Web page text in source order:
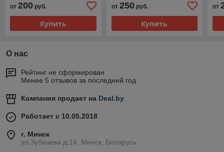
от 200 руб.
Купить
от 250руб.
Купить
от
О нас
Рейтинг не сформирован
Менее 5 отзывов за последний год
Компания продает на Deal.by
Работает с 10.05.2018
г. Минск
ул.Зубачева д.14, Минск, Беларусь